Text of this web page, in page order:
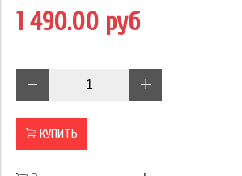
1 490.00 руб
КУПИТЬ